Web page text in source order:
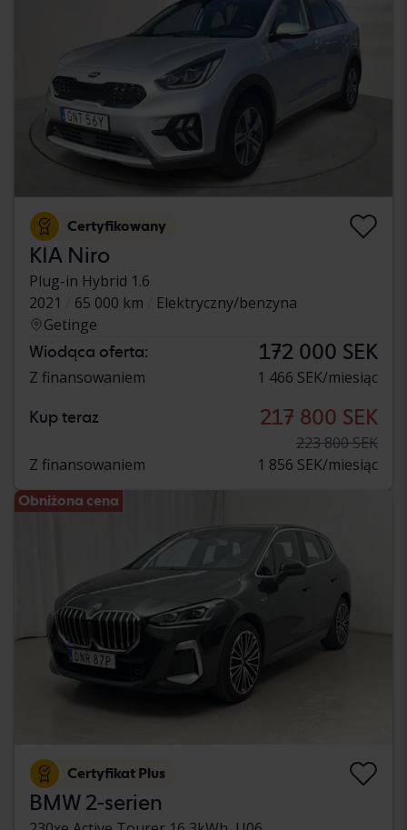
Certyfikowany
KIA Niro
Plug-in Hybrid 1.6
2021
65 000 km
Elektryczny/benzyna
Getinge
Wiodąca oferta: 172 000 SEK
Z finansowaniem 1 466 SEK/miesiąc
Kup teraz 217 800 SEK
223 800 SEK
Z finansowaniem
1 856 SEK/miesiąc
Obniżona cena
Certyfikat Plus
BMW 2-serien